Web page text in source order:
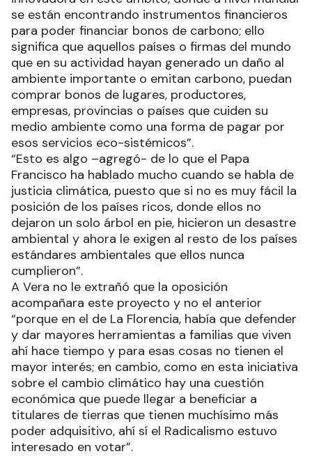
se están encontrando instrumentos financieros
para poder financiar bonos de carbono; ello
significa que aquellos países o firmas del mundo
que en su actividad hayan generado un daño al
ambiente importante o emitan carbono, puedan
comprar bonos de lugares, productores,
empresas, provincias o países que cuiden su
medio ambiente como una forma de pagar por
esos servicios eco-sistémicos”.
“Esto es algo –agregó- de lo que el Papa
Francisco ha hablado mucho cuando se habla de
justicia climática, puesto que si no es muy fácil la
posición de los países ricos, donde ellos no
dejaron un solo árbol en pie, hicieron un desastre
ambiental y ahora le exigen al resto de los países
estándares ambientales que ellos nunca
cumplieron”.
A Vera no le extrañó que la oposición
acompañara este proyecto y no el anterior
“porque en el de La Florencia, había que defender
y dar mayores herramientas a familias que viven
ahí hace tiempo y para esas cosas no tienen el
mayor interés; en cambio, como en esta iniciativa
sobre el cambio climático hay una cuestión
económica que puede llegar a beneficiar a
titulares de tierras que tienen muchísimo más
poder adquisitivo, ahí sí el Radicalismo estuvo
interesado en votar”.